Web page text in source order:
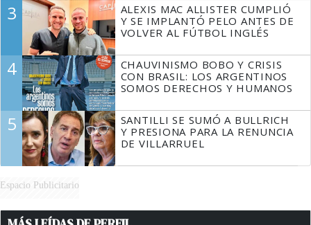
3
ALEXIS MAC ALLISTER CUMPLIÓ
Y SE IMPLANTÓ PELO ANTES DE
VOLVER AL FÚTBOL INGLÉS
4
CHAUVINISMO BOBO Y CRISIS
CON BRASIL: LOS ARGENTINOS
SOMOS DERECHOS Y HUMANOS
5
SANTILLI SE SUMÓ A BULLRICH
Y PRESIONA PARA LA RENUNCIA
DE VILLARRUEL
Espacio Publicitario